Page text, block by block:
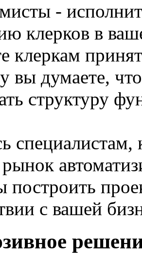
-
клерков в
клеркам
вы думаете,
структуру
специалистам,
построить
с вашей